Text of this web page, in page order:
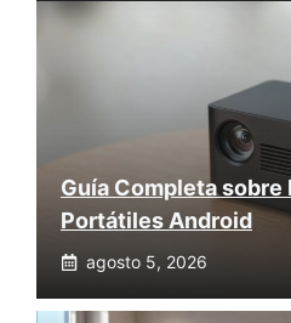
Guía Completa
Portátiles Android
agosto 5, 2026